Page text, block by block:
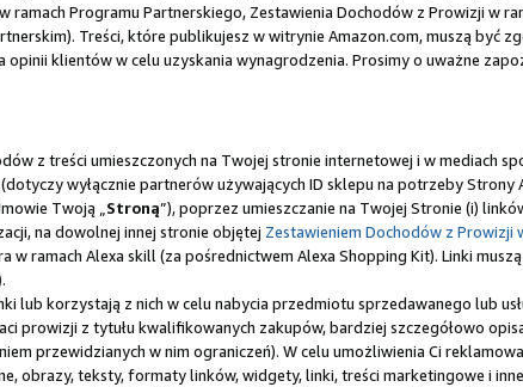
ramach Programu Partnerskiego, Zestawienia Dochodów z Prowizji w
Treści, które publikujesz w witrynie Amazon.com, muszą być
klientów w celu uzyskania wynagrodzenia. Prosimy o uważne
z treści umieszczonych na Twojej stronie internetowej i w mediach
wyłącznie partnerów używających ID sklepu na potrzeby Strony
Twoją „Stroną”), poprzez umieszczanie na Twojej Stronie (i)
na dowolnej innej stronie objętej Zestawieniem Dochodów z Prowizji
w ramach Alexa skill (za pośrednictwem Alexa Shopping Kit). Linki
lub korzystają z nich w celu nabycia przedmiotu sprzedawanego lub
prowizji z tytułu kwalifikowanych zakupów, bardziej szczegółowo
przewidzianych w nim ograniczeń). W celu umożliwienia Ci
obrazy, teksty, formaty linków, widgety, linki, treści marketingowe i